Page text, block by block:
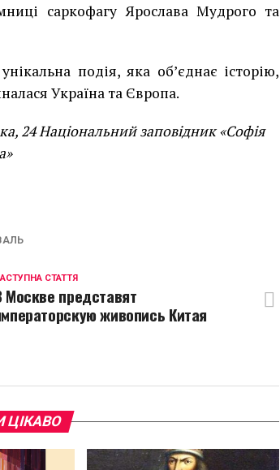
саркофагу Ярослава Мудрого та
подія, яка об’єднає історію,
Україна та Європа.
24 Національний заповідник «Софія
СТАТТЯ
Москве представят
живопись Китая
ЦІКАВО